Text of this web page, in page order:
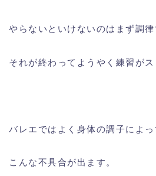
やらないといけないのはまず調律
それが終わってようやく練習がス
バレエではよく身体の調子によっ
こんな不具合が出ます。